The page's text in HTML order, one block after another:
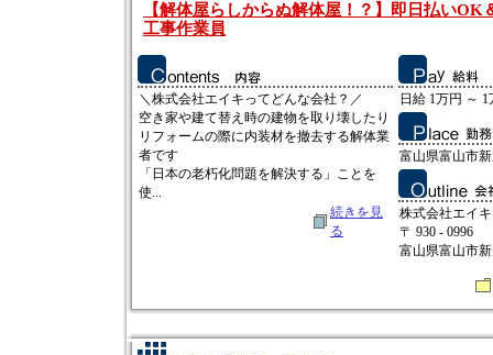
【解体屋らしからぬ解体屋！？】即日払いOK
工事作業員
＼株式会社エイキってどんな会社？／
空き家や建て替え時の建物を取り壊したり
リフォームの際に内装材を撤去する解体業
者です
「日本の老朽化問題を解決する」ことを
使...
続きを見
る
日給 1万円 ～ 1
富山県富山市
株式会社エイキ
〒 930 - 0996
富山県富山市